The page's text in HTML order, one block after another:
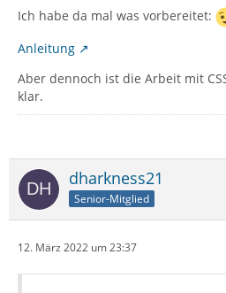
Ich habe da mal was vorbereitet:
Anleitung
Aber dennoch ist die Arbeit mit
klar.
dharkness21
Senior-Mitglied
12. März 2022 um 23:37